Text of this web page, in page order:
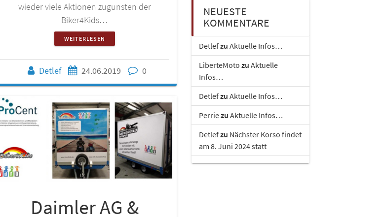
wieder viele Aktionen zugunsten der
Biker4Kids…
WEITERLESEN
Detlef 24.06.2019 0
Daimler AG &
NEUESTE
KOMMENTARE
Detlefzu Aktuelle Infos…
LiberteMoto zu Aktuelle
Infos…
Detlefzu Aktuelle Infos…
Perriezu Aktuelle Infos…
Detlefzu Nächster Korso findet
am 8. Juni 2024 statt